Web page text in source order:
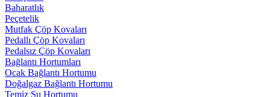
Baharatlık
Peçetelik
Mutfak Çöp Kovaları
Pedallı Çöp Kovaları
Pedalsız Çöp Kovaları
Bağlantı Hortumları
Ocak Bağlantı Hortumu
Doğalgaz Bağlantı Hortumu
Temiz Su Hortumu